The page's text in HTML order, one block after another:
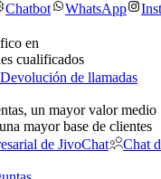
Chatbot WhatsApp
en
cualificados
Devolución de llamadas
un mayor valor medio
mayor base de clientes
de JivoChat
Chat